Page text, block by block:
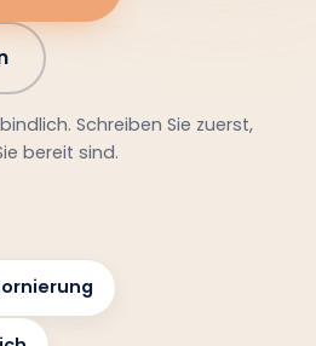
Schreiben Sie zuerst,
bereit sind.